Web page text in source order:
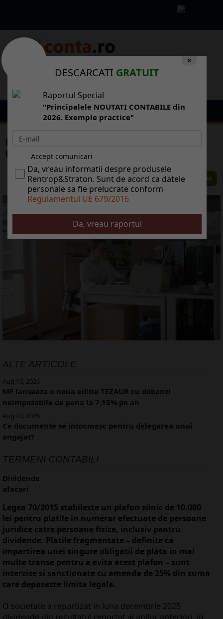
Dividende in numerar: Riscurile platilor
fragmentate si sfaturile specialistului
ALTE ARTICOLE
Aug 10, 2026
MF lanseaza o noua editie TEZAUR cu dobanzi
neimpozabile de pana la 7,15% pe an
Aug 10, 2026
Ce documente se intocmesc pentru delegarea unui
angajat?
TERMENI CONTABILI
Dividende
afaceri
Legea 70/2015 stabileste un plafon zilnic de 10.000
lei pentru platile in numerar efectuate de persoane
juridice catre persoane fizice, inclusiv pentru
dividende. Platile fragmentate – definite ca
impartirea unei singure obligatii de plata in mai
multe transe pentru a evita acest plafon – sunt
interzise si sanctionate cu amenda de 25% din suma
care depaseste limita legala.
O societate a repartizat in luna decembrie 2025
dividende din rezultatul reportat al anilor anteriori, in
×
DESCARCATI GRATUIT
Raportul Special
"Principalele NOUTATI CONTABILE din
2026. Exemple practice"
Accept comunicari
Da, vreau informatii despre produsele
Rentrop&Straton. Sunt de acord ca datele
personale sa fie prelucrate conform
Regulamentul UE 679/2016